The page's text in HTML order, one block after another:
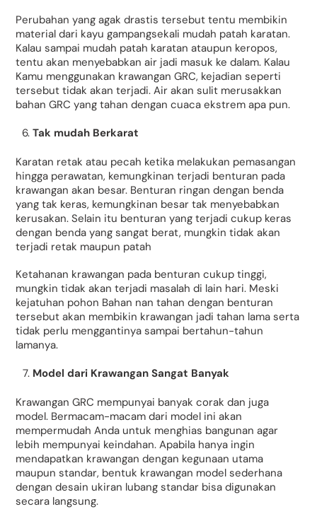
Perubahan yang agak drastis tersebut tentu membikin
material dari kayu gampangsekali mudah patah karatan.
Kalau sampai mudah patah karatan ataupun keropos,
tentu akan menyebabkan air jadi masuk ke dalam. Kalau
Kamu menggunakan krawangan GRC, kejadian seperti
tersebut tidak akan terjadi. Air akan sulit merusakkan
bahan GRC yang tahan dengan cuaca ekstrem apa pun.
Tak mudah Berkarat
Karatan retak atau pecah ketika melakukan pemasangan
hingga perawatan, kemungkinan terjadi benturan pada
krawangan akan besar. Benturan ringan dengan benda
yang tak keras, kemungkinan besar tak menyebabkan
kerusakan. Selain itu benturan yang terjadi cukup keras
dengan benda yang sangat berat, mungkin tidak akan
terjadi retak maupun patah
Ketahanan krawangan pada benturan cukup tinggi,
mungkin tidak akan terjadi masalah di lain hari. Meski
kejatuhan pohon Bahan nan tahan dengan benturan
tersebut akan membikin krawangan jadi tahan lama serta
tidak perlu menggantinya sampai bertahun-tahun
lamanya.
Model dari Krawangan Sangat Banyak
Krawangan GRC mempunyai banyak corak dan juga
model. Bermacam-macam dari model ini akan
mempermudah Anda untuk menghias bangunan agar
lebih mempunyai keindahan. Apabila hanya ingin
mendapatkan krawangan dengan kegunaan utama
maupun standar, bentuk krawangan model sederhana
dengan desain ukiran lubang standar bisa digunakan
secara langsung.